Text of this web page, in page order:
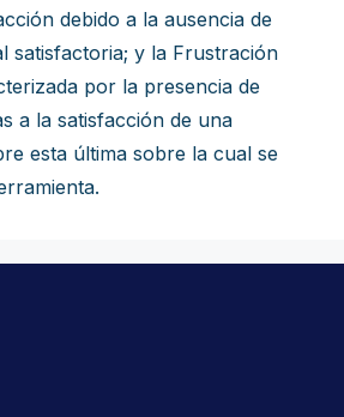
debido a la ausencia de
satisfactoria; y la Frustración
por la presencia de
a la satisfacción de una
esta última sobre la cual se